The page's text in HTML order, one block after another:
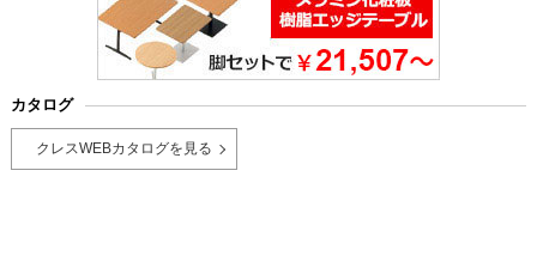
カタログ
クレスWEBカタログを見る